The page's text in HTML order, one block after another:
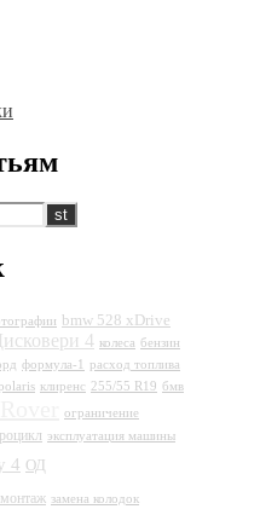
bmw 528 xDrive
4 колеса бензин
формула-1 расход топлива
polaris клиренс 255/55 R19 бмв
ограничение
эксплуатация машины
4 ОД
замена колодок